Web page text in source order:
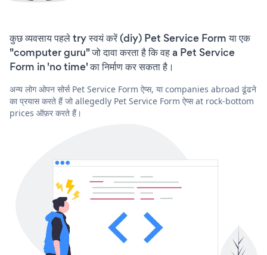
कुछ व्यवसाय पहले try स्वयं करें (diy) Pet Service Form या एक
"computer guru" जो दावा करता है कि वह a Pet Service
Form in 'no time' का निर्माण कर सकता है।
अन्य लोग ओपन सोर्स Pet Service Form ऐप्स, या companies abroad ढूंढने
का प्रयास करते हैं जो allegedly Pet Service Form ऐप्स at rock-bottom
prices ऑफ़र करते हैं।